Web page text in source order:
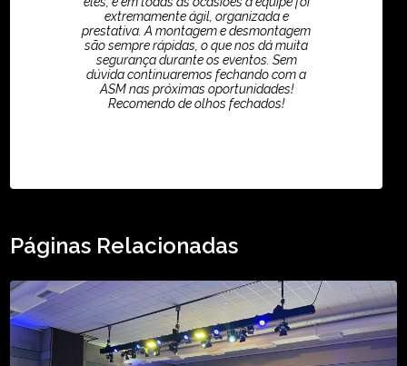
extremamente ágil, organizada e
prestativa. A montagem e desmontagem
são sempre rápidas, o que nos dá muita
segurança durante os eventos. Sem
dúvida continuaremos fechando com a
ASM nas próximas oportunidades!
Recomendo de olhos fechados!
Páginas Relacionadas